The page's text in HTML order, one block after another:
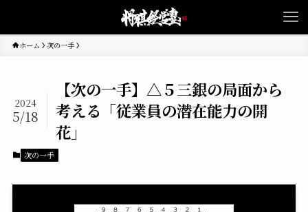
ホーム 次の一手
【次の一手】△５三銀の局面から
考える「従業員の潜在能力の開
花」
2024
5/18
次の一手